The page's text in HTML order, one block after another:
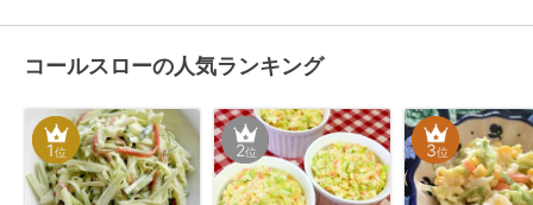
コールスローの人気ランキング
1位 2位 3位